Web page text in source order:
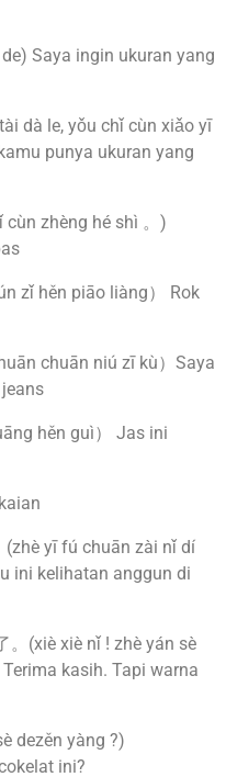
Saya ingin ukuran yang
dà le, yǒu chǐ cùn xiǎo yī
punya ukuran yang
zhèng hé shì 。)
zǐ hěn piāo liàng） Rok
chuān niú zī kù）Saya
hěn guì） Jas ini
yī fú chuān zài nǐ dí
ini kelihatan anggun di
。(xiè xiè nǐ ! zhè yán sè
kasih. Tapi warna
dezěn yàng ?)
ini?